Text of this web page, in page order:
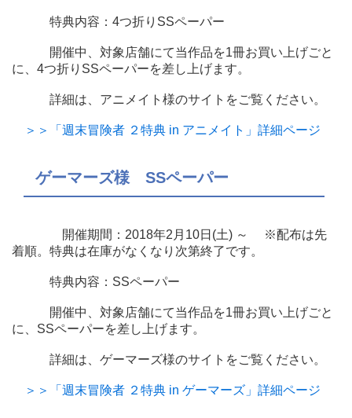
特典内容：4つ折りSSペーパー
開催中、対象店舗にて当作品を1冊お買い上げごと
に、4つ折りSSペーパーを差し上げます。
詳細は、アニメイト様のサイトをご覧ください。
＞＞「週末冒険者 ２特典 in アニメイト」詳細ページ
ゲーマーズ様 SSペーパー
開催期間：2018年2月10日(土) ～ ※配布は先
着順。特典は在庫がなくなり次第終了です。
特典内容：SSペーパー
開催中、対象店舗にて当作品を1冊お買い上げごと
に、SSペーパーを差し上げます。
詳細は、ゲーマーズ様のサイトをご覧ください。
＞＞「週末冒険者 ２特典 in ゲーマーズ」詳細ページ